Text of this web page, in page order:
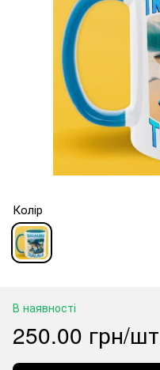
Колір
В наявності
250.00 грн/